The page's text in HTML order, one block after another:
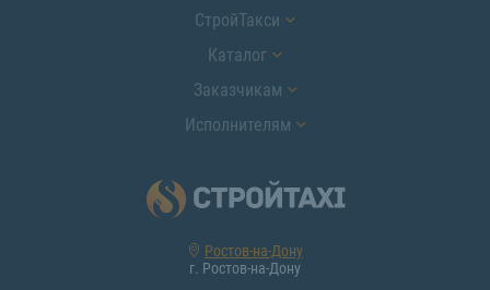
СтройТакси
Каталог
Заказчикам
Исполнителям
Ростов-на-Дону
г. Ростов-на-Дону